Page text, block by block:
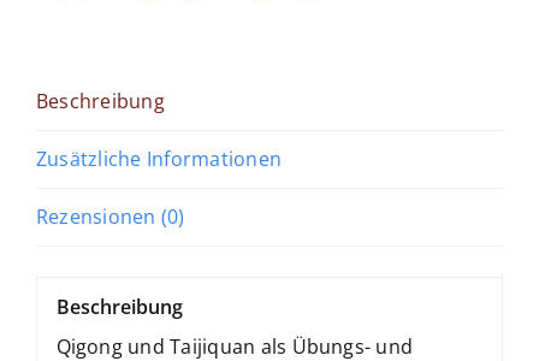
Beschreibung
Zusätzliche Informationen
Rezensionen (0)
Beschreibung
Qigong und Taijiquan als Übungs- und